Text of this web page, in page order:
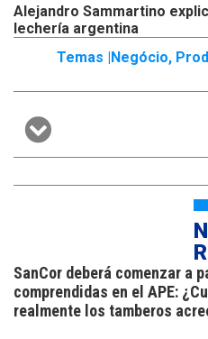
Alejandro Sammartino
lechería argentina
Temas |Negócio,
SanCor deberá comenzar a
comprendidas en el APE:
realmente los tamberos